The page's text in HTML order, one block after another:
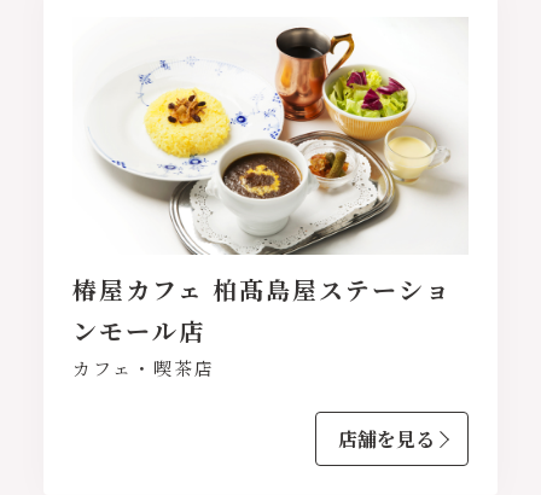
椿屋カフェ 柏髙島屋ステーショ
ンモール店
カフェ・喫茶店
店舗を見る